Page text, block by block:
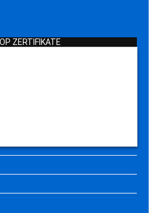
ZERTIFIKATE